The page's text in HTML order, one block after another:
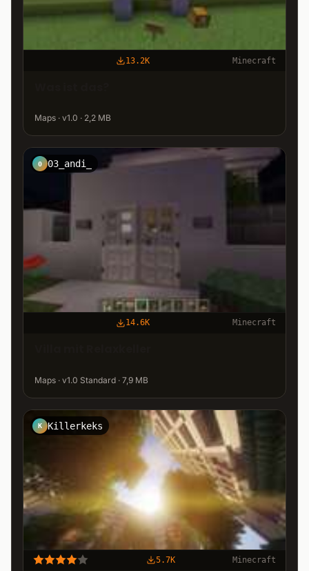
13.2K Minecraft
Maps · v1.0 · 2,2 MB
0 03_andi_
14.6K Minecraft
Maps · v1.0 Standard · 7,9 MB
K Killerkeks
5.7K Minecraft